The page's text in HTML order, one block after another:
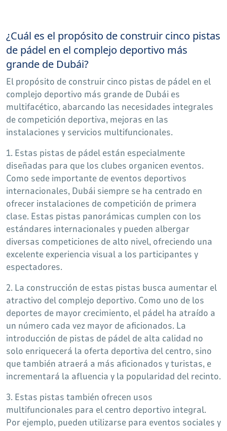
¿Cuál es el propósito de construir cinco pistas
de pádel en el complejo deportivo más
grande de Dubái?
El propósito de construir cinco pistas de pádel en el
complejo deportivo más grande de Dubái es
multifacético, abarcando las necesidades integrales
de competición deportiva, mejoras en las
instalaciones y servicios multifuncionales.
1. Estas pistas de pádel están especialmente
diseñadas para que los clubes organicen eventos.
Como sede importante de eventos deportivos
internacionales, Dubái siempre se ha centrado en
ofrecer instalaciones de competición de primera
clase. Estas pistas panorámicas cumplen con los
estándares internacionales y pueden albergar
diversas competiciones de alto nivel, ofreciendo una
excelente experiencia visual a los participantes y
espectadores.
2. La construcción de estas pistas busca aumentar el
atractivo del complejo deportivo. Como uno de los
deportes de mayor crecimiento, el pádel ha atraído a
un número cada vez mayor de aficionados. La
introducción de pistas de pádel de alta calidad no
solo enriquecerá la oferta deportiva del centro, sino
que también atraerá a más aficionados y turistas, e
incrementará la afluencia y la popularidad del recinto.
3. Estas pistas también ofrecen usos
multifuncionales para el centro deportivo integral.
Por ejemplo, pueden utilizarse para eventos sociales y